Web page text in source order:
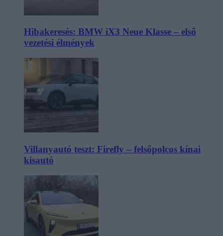
Hibakeresés: BMW iX3 Neue Klasse – első
vezetési élmények
Villanyautó teszt: Firefly – felsőpolcos kínai
kisautó